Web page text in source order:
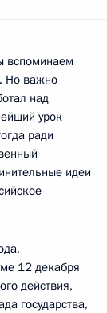
вспоминаем
Но важно
над
урок
ради
идеи
12 декабря
действия,
государства,